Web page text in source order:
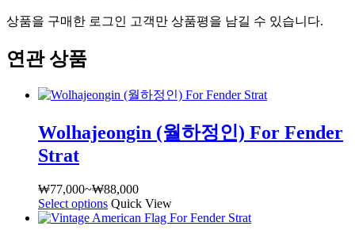
상품을 구매한 로그인 고객만 상품평을 남길 수 있습니다.
연관 상품
Wolhajeongin (월하정인) For Fender
Strat
₩77,000~₩88,000가
격
범
Select options 여
러
Quick View